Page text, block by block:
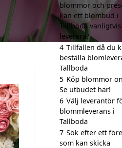
blommor och
kan ett blombud i
Tallboda vanligtvis
leverera?
4 Tillfällen då du
beställa
Tallboda
5 Köp blommor
Se utbudet här!
6 Välj leverantör
blommleverans i
Tallboda
7 Sök efter ett
som kan skicka